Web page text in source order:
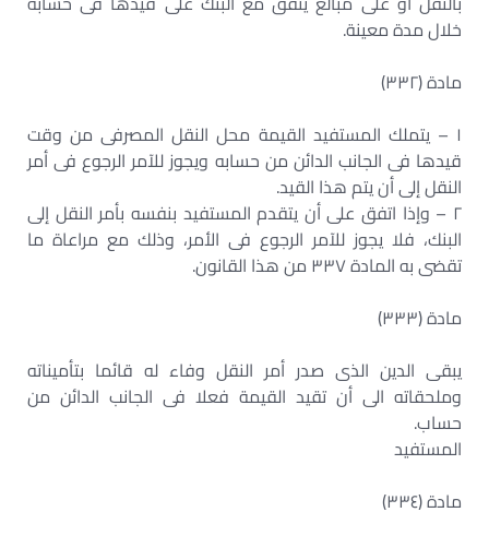
خلال مدة معينة.
مادة (٣٣٢)
١ – يتملك المستفيد القيمة محل النقل المصرفى من وقت
قيدها فى الجانب الدائن من حسابه ويجوز للآمر الرجوع فى أمر
النقل إلى أن يتم هذا القيد.
٢ – وإذا اتفق على أن يتقدم المستفيد بنفسه بأمر النقل إلى
البنك، فلا يجوز للآمر الرجوع فى الأمر، وذلك مع مراعاة ما
تقضى به المادة ٣٣٧ من هذا القانون.
مادة (٣٣٣)
يبقى الدين الذى صدر أمر النقل وفاء له قائما بتأميناته
وملحقاته الى أن تقيد القيمة فعلا فى الجانب الدائن من
حساب.
المستفيد
مادة (٣٣٤)